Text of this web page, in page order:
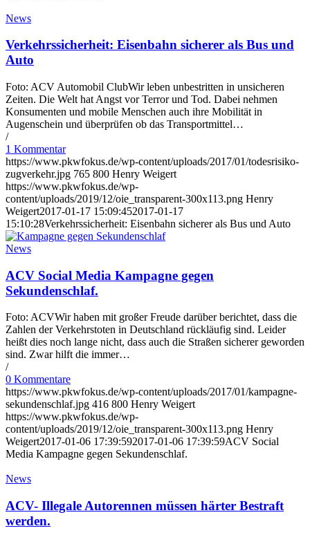
News
Verkehrssicherheit: Eisenbahn sicherer als Bus und
Auto
Foto: ACV Automobil ClubWir leben unbestritten in unsicheren
Zeiten. Die Welt hat Angst vor Terror und Tod. Dabei nehmen
Konsumenten und mobile Menschen auch ihre Mobilität in
Augenschein und überprüfen ob das Transportmittel…
/
1 Kommentar
https://www.pkwfokus.de/wp-content/uploads/2017/01/todesrisiko-
zugverkehr.jpg 765 800 Henry Weigert
https://www.pkwfokus.de/wp-
content/uploads/2019/12/oie_transparent-300x113.png Henry
Weigert2017-01-17 15:09:452017-01-17
15:10:28Verkehrssicherheit: Eisenbahn sicherer als Bus und Auto
News
ACV Social Media Kampagne gegen
Sekundenschlaf.
Foto: ACVWir haben mit großer Freude darüber berichtet, dass die
Zahlen der Verkehrstoten in Deutschland rückläufig sind. Leider
heißt dies noch lange nicht, dass auch die Straßen sicherer geworden
sind. Zwar hilft die immer…
/
0 Kommentare
https://www.pkwfokus.de/wp-content/uploads/2017/01/kampagne-
sekundenschlaf.jpg 416 800 Henry Weigert
https://www.pkwfokus.de/wp-
content/uploads/2019/12/oie_transparent-300x113.png Henry
Weigert2017-01-06 17:39:592017-01-06 17:39:59ACV Social
Media Kampagne gegen Sekundenschlaf.
News
ACV- Illegale Autorennen müssen härter Bestraft
werden.